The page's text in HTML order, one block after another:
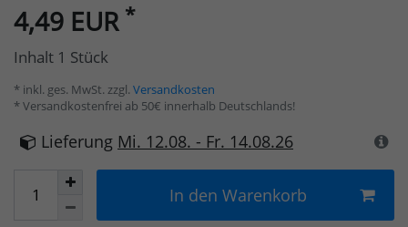
4,49 EUR *
Inhalt 1 Stück
* inkl. ges. MwSt. zzgl. Versandkosten
* Versandkostenfrei ab 50€ innerhalb Deutschlands!
Lieferung Mi. 12.08. - Fr. 14.08.26
In den Warenkorb